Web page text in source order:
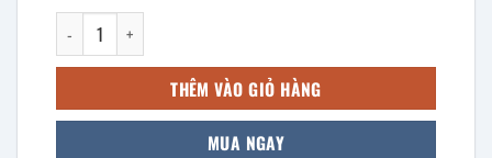
Thùng đá âm bàn có khay topping 400x300x300mm số lượng
THÊM VÀO GIỎ HÀNG
MUA NGAY